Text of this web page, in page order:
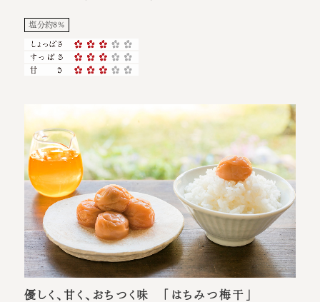
塩分約8%
優しく、甘く、おちつく味 「はちみつ梅干」